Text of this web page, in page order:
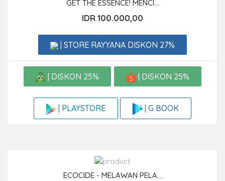
GET THE ESSENCE! MENCI...
IDR 100.000,00
| STORE RAYYANA DISKON 27%
| DISKON 25% | DISKON 25%
| PLAYSTORE | G BOOK
ECOCIDE - MELAWAN PELA...